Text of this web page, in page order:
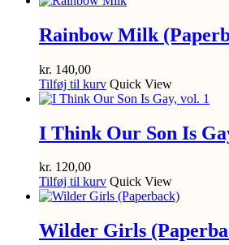
Rainbow Milk
kr. 140,00
Tilføj til kurv Quick View
I Think Our Son Is
kr. 120,00
Tilføj til kurv Quick View
Wilder Girls